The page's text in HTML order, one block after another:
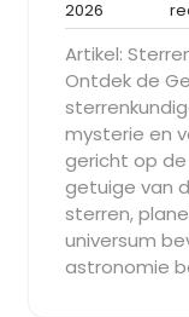
2026
juli
2026
Artikel:
Ontdek de
mysterie en
gericht op
getuige van
sterren,
universum
astronomie